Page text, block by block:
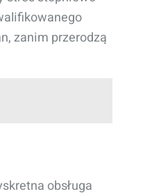
zanim przerodzą
obsługa